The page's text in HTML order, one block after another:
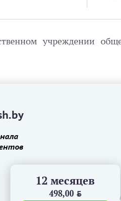
учреждении
12 месяцев
498,00 BYN